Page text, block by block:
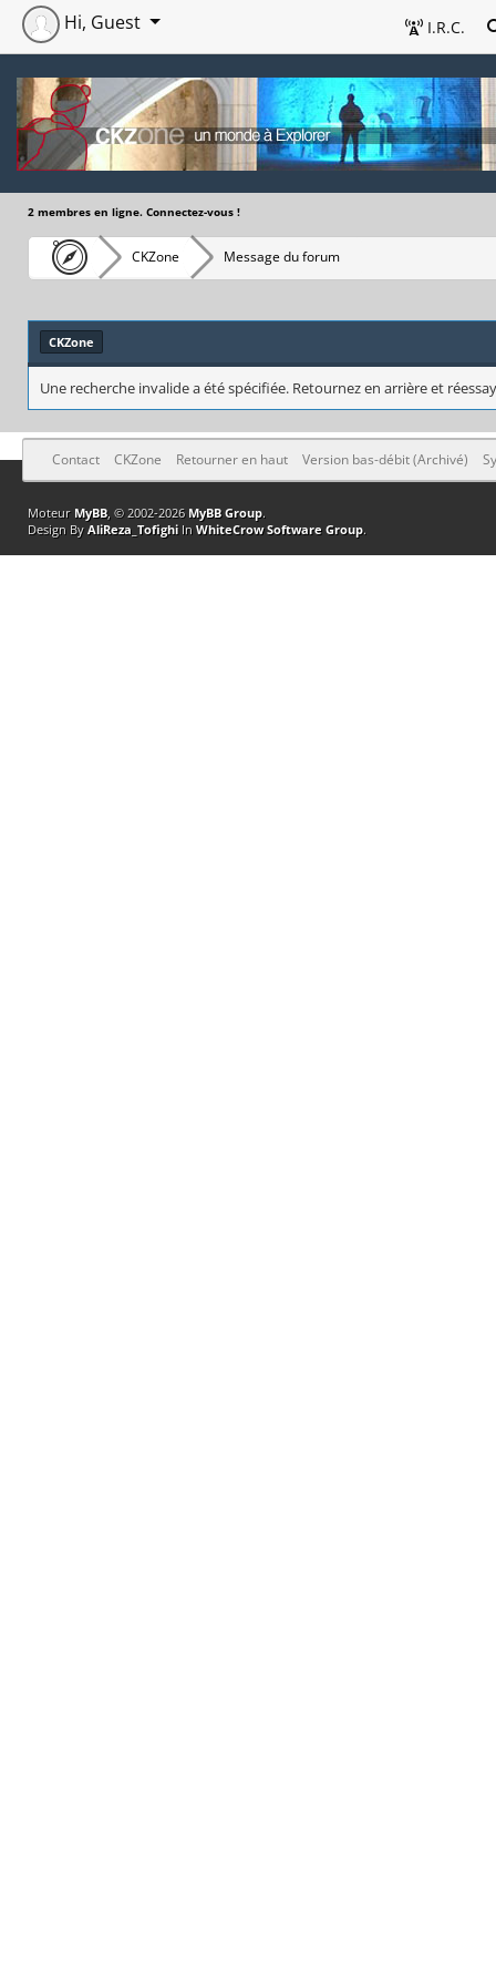
I.R.C.
Hi, Guest
2 membres en ligne. Connectez-vous !
CKZone Message du forum
CKZone
Une recherche invalide a été spécifiée. Retournez en arrière et
Contact CKZone Retourner en haut Version bas-débit (Archivé)
Moteur MyBB, © 2002-2026 MyBB Group.
Design By AliReza_TofighiIn WhiteCrow Software Group.